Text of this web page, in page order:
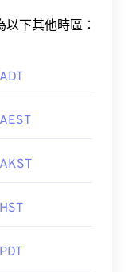
下其他時區：